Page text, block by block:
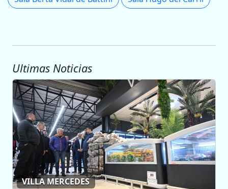
Ultimas Noticias
VILLA MERCEDES